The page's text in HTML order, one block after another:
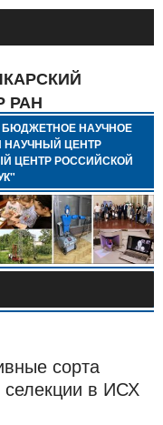
РАН
НАУЧНОЕ
ЦЕНТР
ЦЕНТР РОССИЙСКОЙ
сорта
в ИСХ